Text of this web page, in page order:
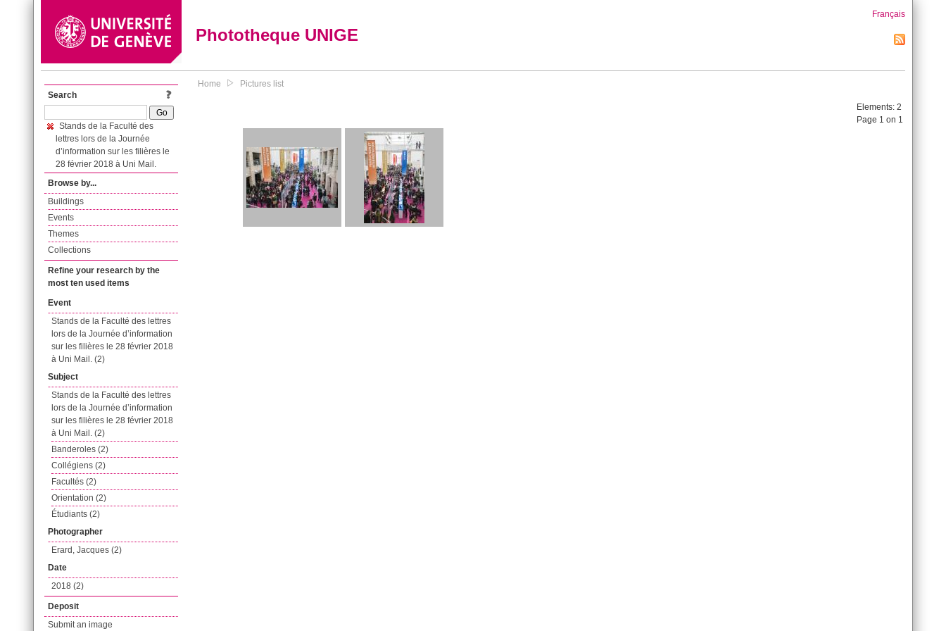
Phototheque UNIGE
Français
Search
Stands de la Faculté des
lettres lors de la Journée
d’information sur les filières le
28 février 2018 à Uni Mail.
Browse by...
Buildings
Events
Themes
Collections
Refine your research by the
most ten used items
Event
Stands de la Faculté des lettres
lors de la Journée d’information
sur les filières le 28 février 2018
à Uni Mail. (2)
Subject
Stands de la Faculté des lettres
lors de la Journée d’information
sur les filières le 28 février 2018
à Uni Mail. (2)
Banderoles (2)
Collégiens (2)
Facultés (2)
Orientation (2)
Étudiants (2)
Photographer
Erard, Jacques (2)
Date
2018 (2)
Deposit
Submit an image
Home Pictures list
Elements: 2
Page 1 on 1